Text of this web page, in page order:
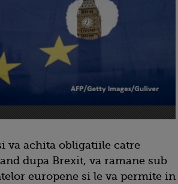
va achita obligatiile catre
dupa Brexit, va ramane sub
europene si le va permite in